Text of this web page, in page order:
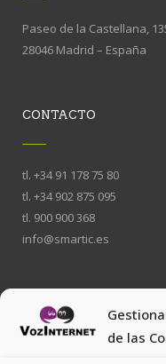
de las
Paseo de la Castellana,
28046 Madrid – España
CONTACTO
tl. +34 91 178 75 80
tl. +34 902 875 095
tl. 900 900 368
info@smartic.es
BLOG